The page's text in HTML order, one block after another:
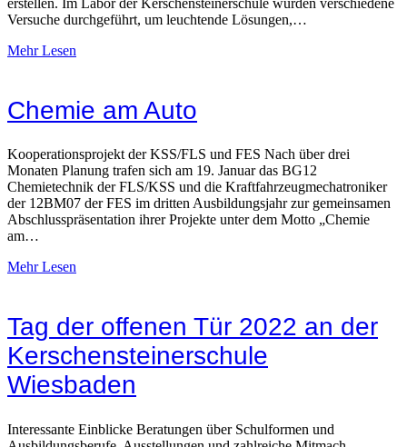
Versuche durchgeführt, um leuchtende Lösungen,…
Mehr Lesen
Chemie am Auto
Kooperationsprojekt der KSS/FLS und FES Nach über drei
Monaten Planung trafen sich am 19. Januar das BG12
Chemietechnik der FLS/KSS und die Kraftfahrzeugmechatroniker
der 12BM07 der FES im dritten Ausbildungsjahr zur gemeinsamen
Abschlusspräsentation ihrer Projekte unter dem Motto „Chemie
am…
Mehr Lesen
Tag der offenen Tür 2022 an der
Kerschensteinerschule
Wiesbaden
Interessante Einblicke Beratungen über Schulformen und